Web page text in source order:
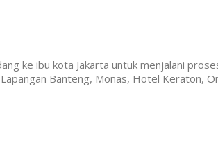
ke ibu kota Jakarta untuk menjalani
Banteng, Monas, Hotel Keraton,